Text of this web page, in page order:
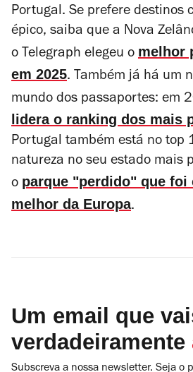
Portugal. Se prefere destinos
épico, saiba que a Nova
o Telegraph elegeu o melhor
em 2025. Também já há um
mundo dos passaportes: em
lidera o ranking dos mais
Portugal também está no top
natureza no seu estado mais
o parque "perdido" que foi
melhor da Europa.
Um email que
verdadeiramente
Subscreva a nossa newsletter. Seja o